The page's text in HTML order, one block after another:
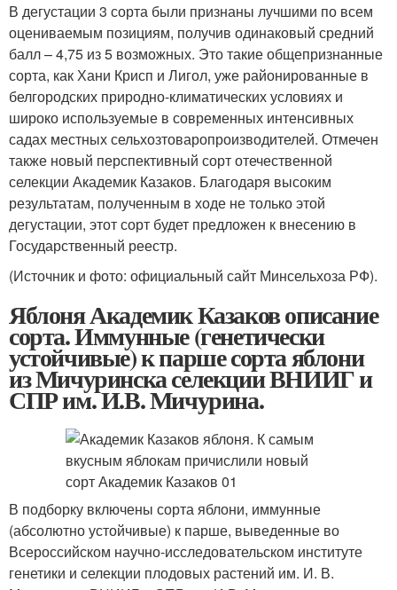
В дегустации 3 сорта были признаны лучшими по всем
оцениваемым позициям, получив одинаковый средний
балл – 4,75 из 5 возможных. Это такие общепризнанные
сорта, как Хани Крисп и Лигол, уже районированные в
белгородских природно-климатических условиях и
широко используемые в современных интенсивных
садах местных сельхозтоваропроизводителей. Отмечен
также новый перспективный сорт отечественной
селекции Академик Казаков. Благодаря высоким
результатам, полученным в ходе не только этой
дегустации, этот сорт будет предложен к внесению в
Государственный реестр.
(Источник и фото: официальный сайт Минсельхоза РФ).
Яблоня Академик Казаков описание
сорта. Иммунные (генетически
устойчивые) к парше сорта яблони
из Мичуринска селекции ВНИИГ и
СПР им. И.В. Мичурина.
В подборку включены сорта яблони, иммунные
(абсолютно устойчивые) к парше, выведенные во
Всероссийском научно-исследовательском институте
генетики и селекции плодовых растений им. И. В.